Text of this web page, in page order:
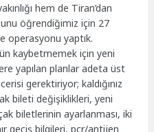
hem de Tiran’dan
öğrendiğimiz için 27
operasyonu yaptık.
kaybetmemek için yeni
yapılan planlar adeta üst
gerektiriyor; kaldığınız
bileti değişiklikleri, yeni
biletlerinin ayarlanması, iki
geçiş bilgileri, pcr/antijen